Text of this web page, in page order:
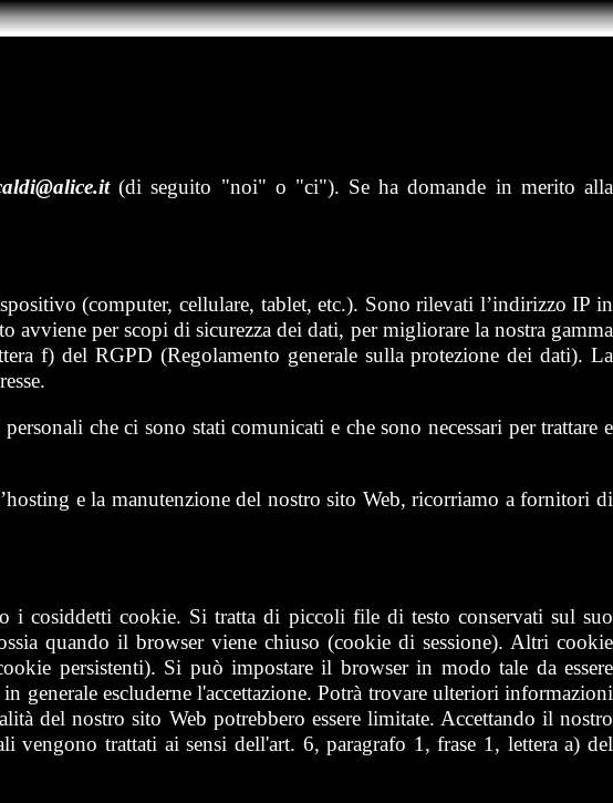
(di seguito "noi" o "ci"). Se ha domande in merito alla
(computer, cellulare, tablet, etc.). Sono rilevati l’indirizzo IP in
avviene per scopi di sicurezza dei dati, per migliorare la nostra gamma
f) del RGPD (Regolamento generale sulla protezione dei dati). La
che ci sono stati comunicati e che sono necessari per trattare e
e la manutenzione del nostro sito Web, ricorriamo a fornitori di
cosiddetti cookie. Si tratta di piccoli file di testo conservati sul suo
quando il browser viene chiuso (cookie di sessione). Altri cookie
persistenti). Si può impostare il browser in modo tale da essere
generale escluderne l'accettazione. Potrà trovare ulteriori informazioni
del nostro sito Web potrebbero essere limitate. Accettando il nostro
vengono trattati ai sensi dell'art. 6, paragrafo 1, frase 1, lettera a) del